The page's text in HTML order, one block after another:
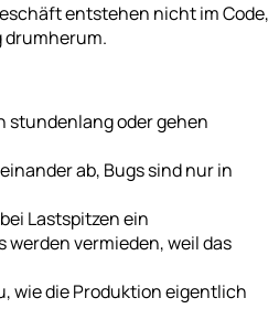
entstehen nicht im Code,
drumherum.
stundenlang oder gehen
ab, Bugs sind nur in
Lastspitzen ein
vermieden, weil das
wie die Produktion eigentlich